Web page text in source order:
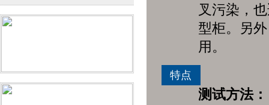
叉污染，
型柜。另
用。
特点
测试方法：